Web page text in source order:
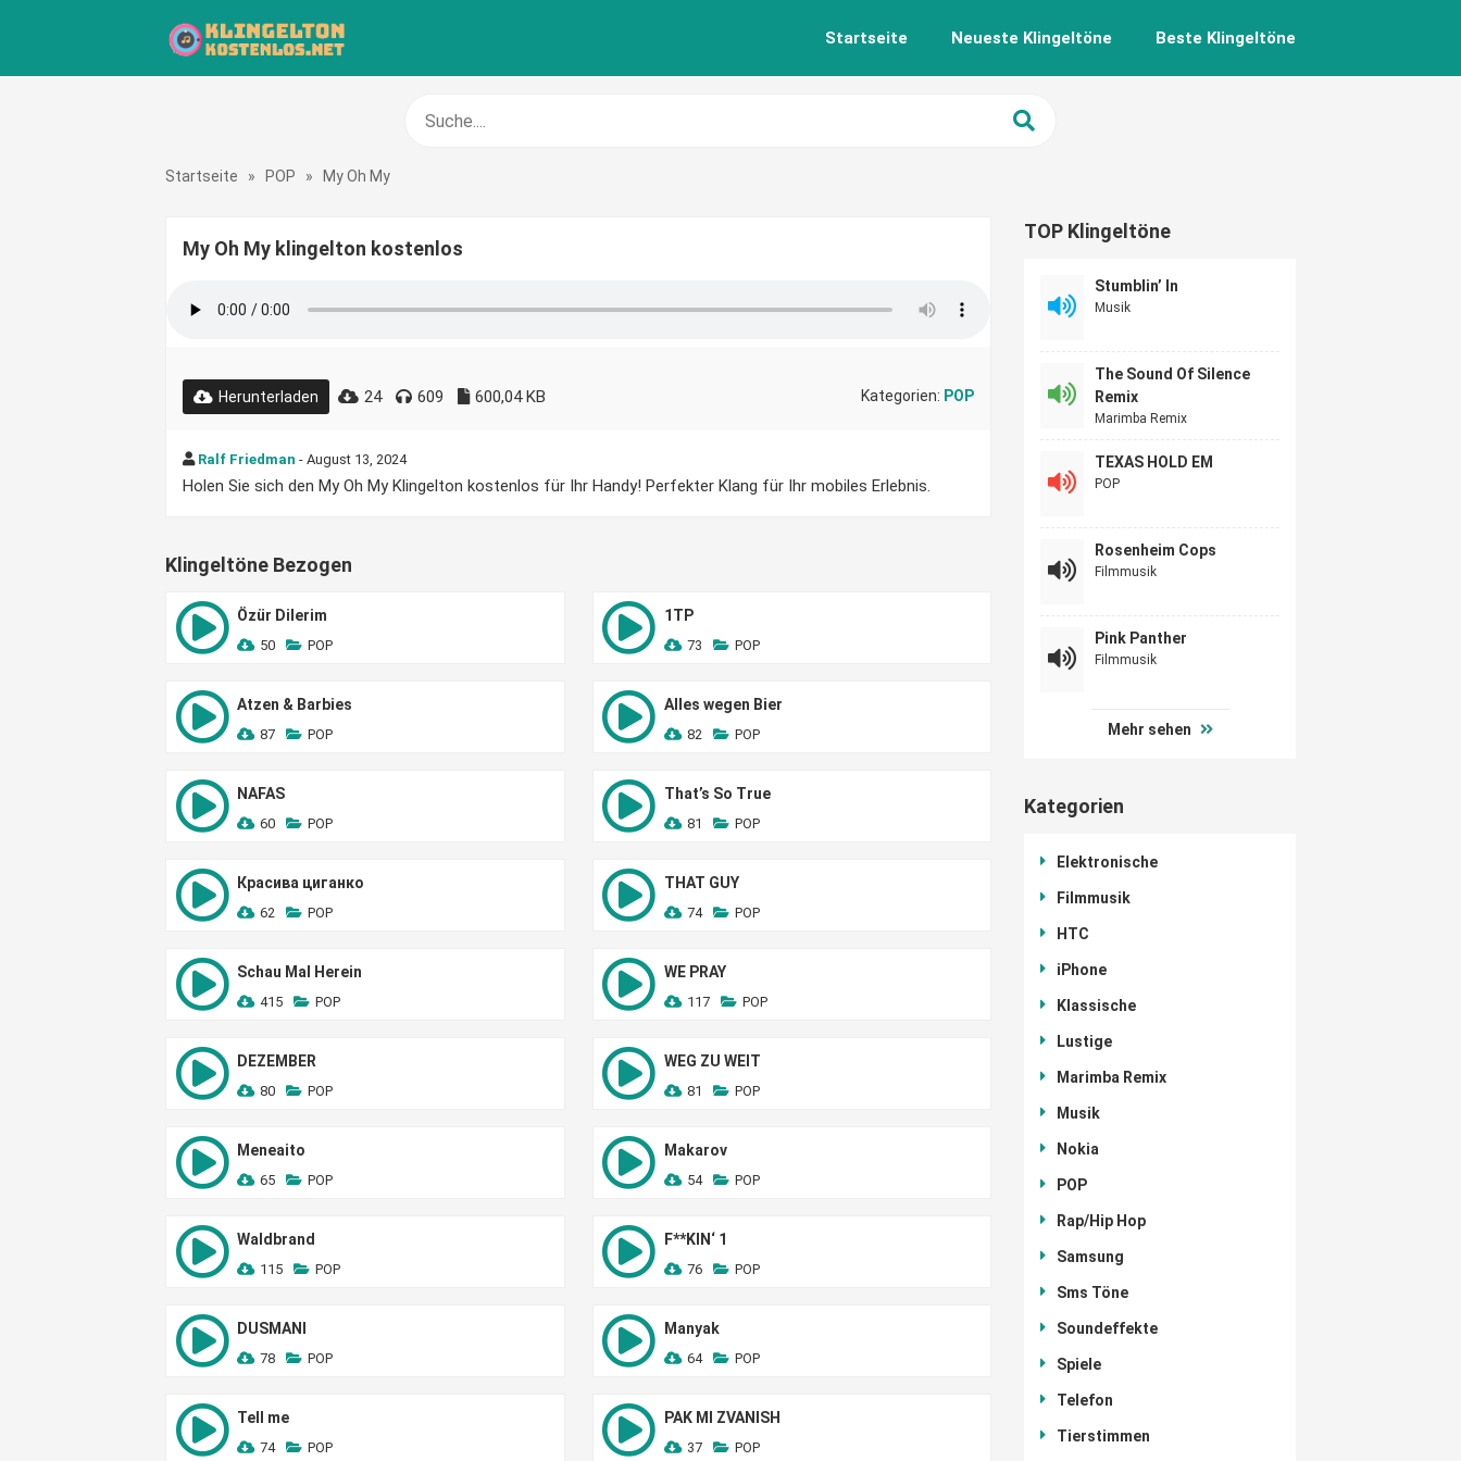
Startseite Neueste Klingeltöne Beste Klingeltöne
Startseite » POP » My Oh My
My Oh My klingelton kostenlos
Herunterladen 24 609 600,04 KB Kategorien: POP
Ralf Friedman - August 13, 2024
Holen Sie sich den My Oh My Klingelton kostenlos für Ihr Handy! Perfekter Klang für Ihr mobiles Erlebnis.
Klingeltöne Bezogen
Özür Dilerim
50 POP
1TP
73 POP
Atzen & Barbies
87 POP
Alles wegen Bier
82 POP
NAFAS
60 POP
That’s So True
81 POP
Красива циганко
62 POP
THAT GUY
74 POP
Schau Mal Herein
415 POP
WE PRAY
117 POP
DEZEMBER
80 POP
WEG ZU WEIT
81 POP
Meneaito
65 POP
Makarov
54 POP
Waldbrand
115 POP
F**KIN‘ 1
76 POP
DUSMANI
78 POP
Manyak
64 POP
Tell me
74 POP
PAK MI ZVANISH
37 POP
TOP Klingeltöne
Stumblin’ In
Musik
The Sound Of Silence
Remix
Marimba Remix
TEXAS HOLD EM
POP
Rosenheim Cops
Filmmusik
Pink Panther
Filmmusik
Mehr sehen
Kategorien
Elektronische
Filmmusik
HTC
iPhone
Klassische
Lustige
Marimba Remix
Musik
Nokia
POP
Rap/Hip Hop
Samsung
Sms Töne
Soundeffekte
Spiele
Telefon
Tierstimmen